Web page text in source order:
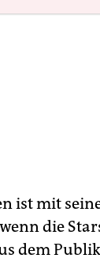
ist mit
die
dem